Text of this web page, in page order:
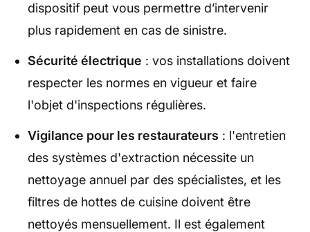
dispositif peut vous permettre d’intervenir
plus rapidement en cas de sinistre.
Sécurité électrique : vos installations doivent
respecter les normes en vigueur et faire
l'objet d'inspections régulières.
Vigilance pour les restaurateurs : l'entretien
des systèmes d'extraction nécessite un
nettoyage annuel par des spécialistes, et les
filtres de hottes de cuisine doivent être
nettoyés mensuellement. Il est également